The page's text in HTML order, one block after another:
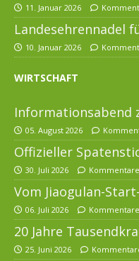
11. Januar 2026
Landesehrennadel
10. Januar 2026
WIRTSCHAFT
Informationsabend
05. August 2026
Offizieller
30. Juli 2026
Vom Jiaogulan-
06. Juli 2026
20 Jahre
25. Juni 2026